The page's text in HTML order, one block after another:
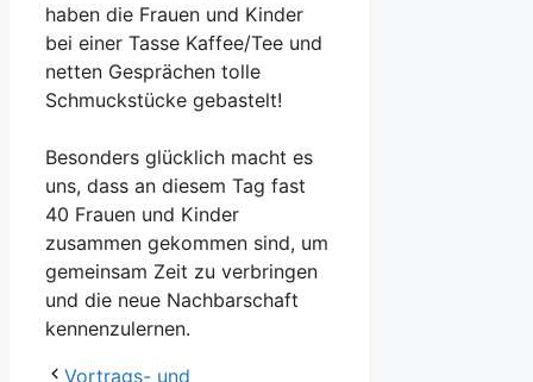
haben die Frauen und Kinder
bei einer Tasse Kaffee/Tee und
netten Gesprächen tolle
Schmuckstücke gebastelt!
Besonders glücklich macht es
uns, dass an diesem Tag fast
40 Frauen und Kinder
zusammen gekommen sind, um
gemeinsam Zeit zu verbringen
und die neue Nachbarschaft
kennenzulernen.
Vortrags- und